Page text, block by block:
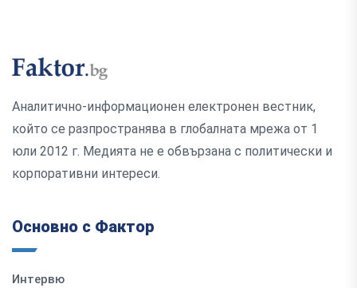
Аналитично-информационен електронен вестник,
който се разпространява в глобалната мрежа от 1
юли 2012 г. Медията не е обвързана с политически и
корпоративни интереси.
Основно с Фактор
Интервю